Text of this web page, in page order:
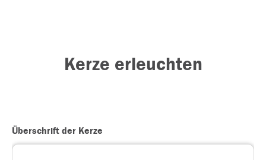
Kerze erleuchten
Überschrift der Kerze